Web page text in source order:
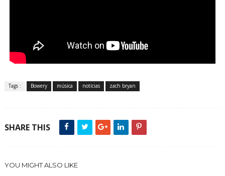
Tags : Bowery música notícias zach bryan
SHARE THIS
YOU MIGHT ALSO LIKE